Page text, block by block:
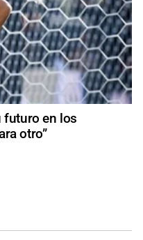
futuro en los
otro”